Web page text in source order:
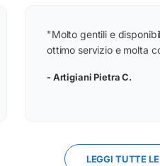
"Molto gentili e
ottimo servizio e molta
- Artigiani Pietra C.
LEGGI TUTTE